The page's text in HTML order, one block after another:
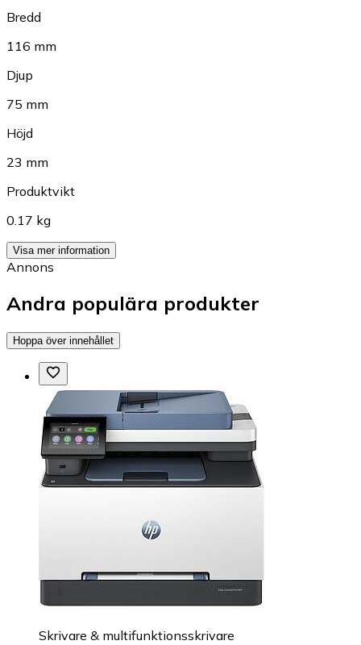
Bredd
116 mm
Djup
75 mm
Höjd
23 mm
Produktvikt
0.17 kg
Visa mer information
Annons
Andra populära produkter
Hoppa över innehållet
Skrivare & multifunktionsskrivare